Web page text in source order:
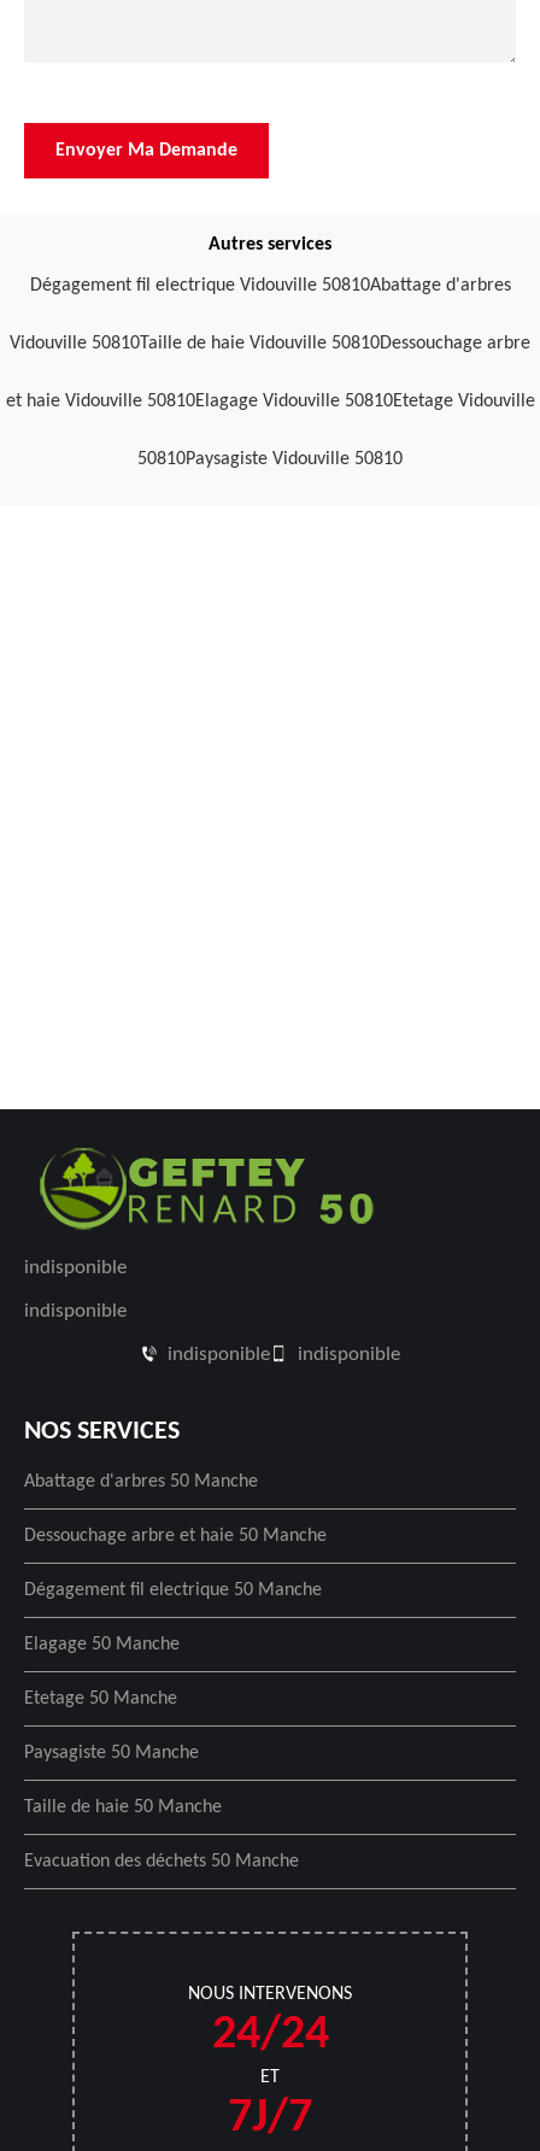
Autres services
Dégagement fil electrique Vidouville 50810Abattage d'arbres
Vidouville 50810Taille de haie Vidouville 50810Dessouchage arbre
et haie Vidouville 50810Elagage Vidouville 50810Etetage Vidouville
50810Paysagiste Vidouville 50810
indisponible
indisponible
indisponible indisponible
NOS SERVICES
Abattage d'arbres 50 Manche
Dessouchage arbre et haie 50 Manche
Dégagement fil electrique 50 Manche
Elagage 50 Manche
Etetage 50 Manche
Paysagiste 50 Manche
Taille de haie 50 Manche
Evacuation des déchets 50 Manche
NOUS INTERVENONS
24/24
ET
7J/7